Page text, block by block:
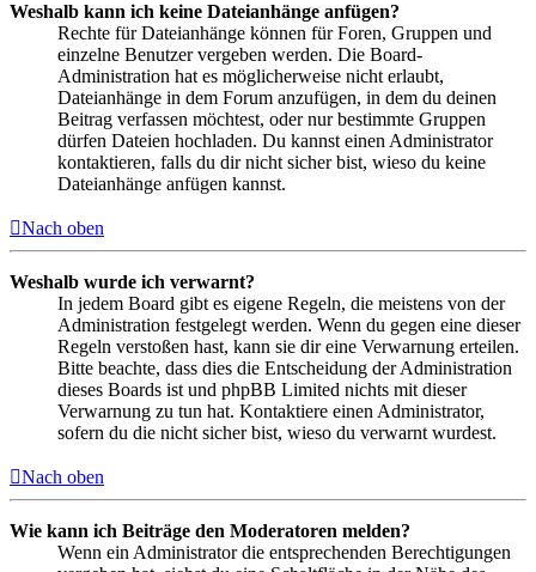
Weshalb kann ich keine Dateianhänge anfügen?
Rechte für Dateianhänge können für Foren, Gruppen und
einzelne Benutzer vergeben werden. Die Board-
Administration hat es möglicherweise nicht erlaubt,
Dateianhänge in dem Forum anzufügen, in dem du deinen
Beitrag verfassen möchtest, oder nur bestimmte Gruppen
dürfen Dateien hochladen. Du kannst einen Administrator
kontaktieren, falls du dir nicht sicher bist, wieso du keine
Dateianhänge anfügen kannst.
Nach oben
Weshalb wurde ich verwarnt?
In jedem Board gibt es eigene Regeln, die meistens von der
Administration festgelegt werden. Wenn du gegen eine dieser
Regeln verstoßen hast, kann sie dir eine Verwarnung erteilen.
Bitte beachte, dass dies die Entscheidung der Administration
dieses Boards ist und phpBB Limited nichts mit dieser
Verwarnung zu tun hat. Kontaktiere einen Administrator,
sofern du die nicht sicher bist, wieso du verwarnt wurdest.
Nach oben
Wie kann ich Beiträge den Moderatoren melden?
Wenn ein Administrator die entsprechenden Berechtigungen